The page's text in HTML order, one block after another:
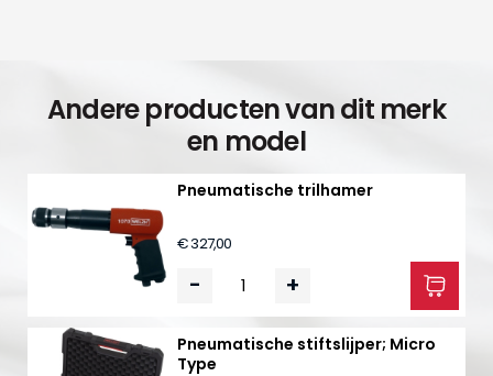
Andere producten van dit merk
en model
Pneumatische trilhamer
€ 327,00
- +
Pneumatische stiftslijper; Micro
Type